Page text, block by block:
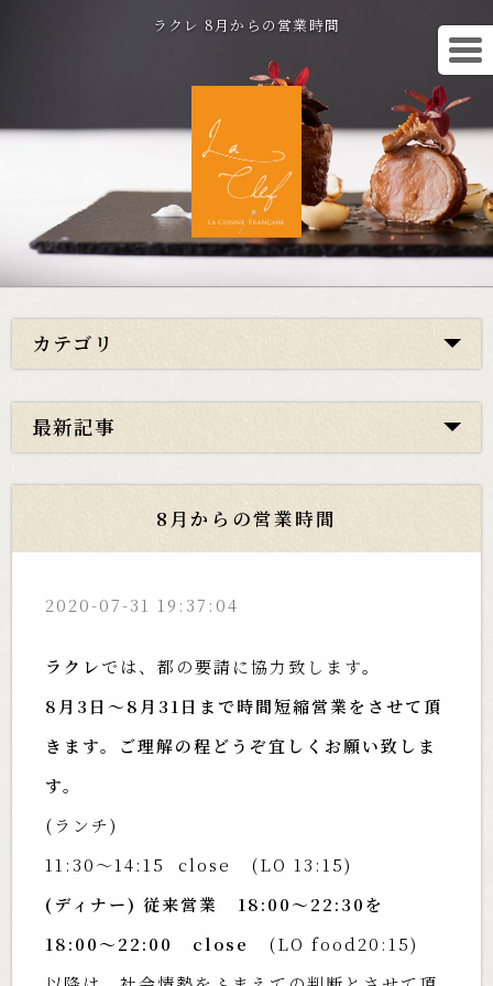
ラクレ 8月からの営業時間
カテゴリ
最新記事
8月からの営業時間
2020-07-31 19:37:04
ラクレでは、都の要請に協力致します。
8月3日〜8月31日まで時間短縮営業をさせて頂
きます。ご理解の程どうぞ宜しくお願い致しま
す。
(ランチ)
11:30〜14:15 close (LO 13:15)
(ディナー) 従来営業 18:00〜22:30を
18:00〜22:00 close
(LO food20:15)